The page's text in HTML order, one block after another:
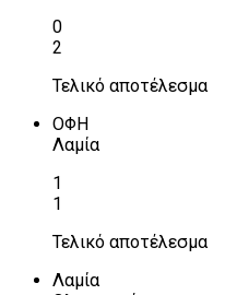
0
2
Τελικό αποτέλεσμα
ΟΦΗ
Λαμία
1
1
Τελικό αποτέλεσμα
Λαμία